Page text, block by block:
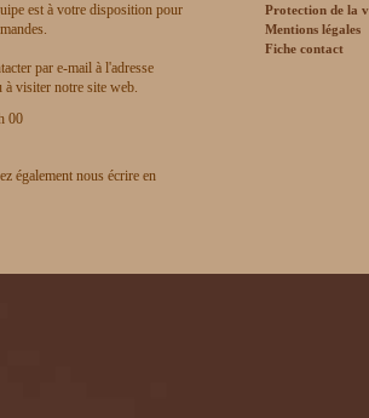
est à votre disposition pour
par e-mail à l'adresse
visiter notre site web.
00
également nous écrire en
Protection de la
Mentions légales
Fiche contact